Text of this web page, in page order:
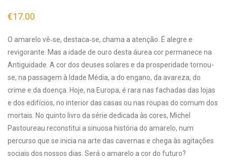
€17.00
O amarelo vê‑se, destaca‑se, chama a atenção. É alegre e
revigorante. Mas a idade de ouro desta áurea cor permanece na
Antiguidade. A cor dos deuses solares e da prosperidade tornou-
se, na passagem à Idade Média, a do engano, da avareza, do
crime e da doença. Hoje, na Europa, é rara nas fachadas das lojas
e dos edifícios, no interior das casas ou nas roupas do comum dos
mortais. No quinto livro da série dedicada às cores, Michel
Pastoureau reconstitui a sinuosa história do amarelo, num
percurso que se inicia na arte das cavernas e chega às agitações
sociais dos nossos dias. Será o amarelo a cor do futuro?